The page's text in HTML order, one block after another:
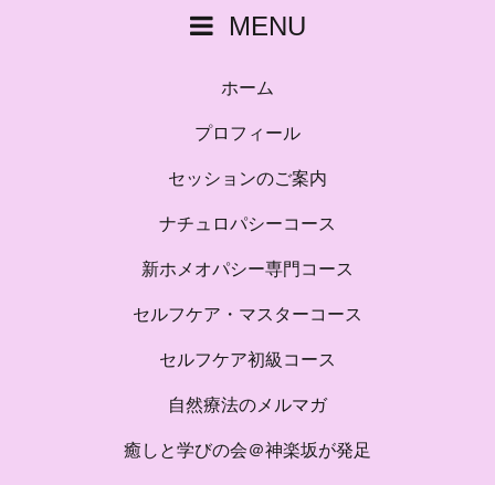
MENU
ホーム
プロフィール
セッションのご案内
ナチュロパシーコース
新ホメオパシー専門コース
セルフケア・マスターコース
セルフケア初級コース
自然療法のメルマガ
癒しと学びの会＠神楽坂が発足